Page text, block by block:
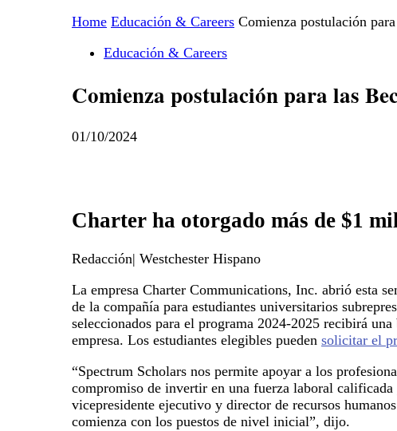
Home Educación & Careers Comienza postulación
Educación & Careers
Comienza postulación para las
01/10/2024
Charter ha otorgado más de $1
Redacción| Westchester Hispano
La empresa Charter Communications, Inc. abrió esta
de la compañía para estudiantes universitarios
seleccionados para el programa 2024-2025 recibirá
empresa. Los estudiantes elegibles pueden solicitar el
“Spectrum Scholars nos permite apoyar a los
compromiso de invertir en una fuerza laboral
vicepresidente ejecutivo y director de recursos
comienza con los puestos de nivel inicial”, dijo.